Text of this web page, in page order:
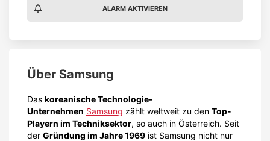
ALARM AKTIVIEREN
Über Samsung
Das koreanische Technologie-
Unternehmen Samsung zählt weltweit zu den Top-
Playern im Techniksektor, so auch in Österreich. Seit
der Gründung im Jahre 1969 ist Samsung nicht nur